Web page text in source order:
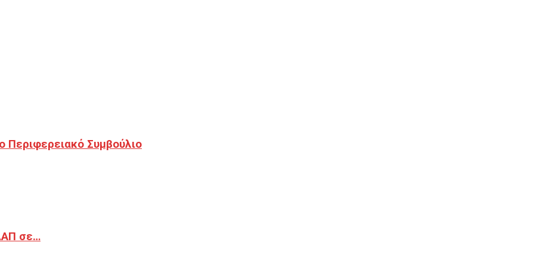
Περιφερειακό Συμβούλιο
σε…